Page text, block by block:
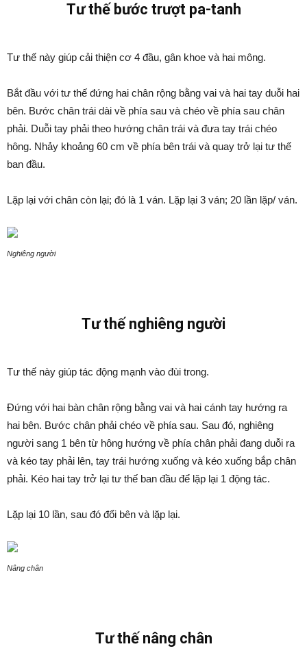
Tư thế bước trượt pa-tanh
Tư thế này giúp cải thiện cơ 4 đầu, gân khoe và hai mông.
Bắt đầu với tư thế đứng hai chân rộng bằng vai và hai tay duỗi hai
bên. Bước chân trái dài về phía sau và chéo về phía sau chân
phải. Duỗi tay phải theo hướng chân trái và đưa tay trái chéo
hông. Nhảy khoảng 60 cm về phía bên trái và quay trở lại tư thế
ban đầu.
Lặp lại với chân còn lại; đó là 1 ván. Lặp lại 3 ván; 20 lần lặp/ ván.
Nghiêng người
Tư thế nghiêng người
Tư thế này giúp tác động mạnh vào đùi trong.
Đứng với hai bàn chân rộng bằng vai và hai cánh tay hướng ra
hai bên. Bước chân phải chéo về phía sau. Sau đó, nghiêng
người sang 1 bên từ hông hướng về phía chân phải đang duỗi ra
và kéo tay phải lên, tay trái hướng xuống và kéo xuống bắp chân
phải. Kéo hai tay trở lại tư thế ban đầu để lặp lại 1 động tác.
Lặp lại 10 lần, sau đó đổi bên và lặp lại.
Nâng chân
Tư thế nâng chân